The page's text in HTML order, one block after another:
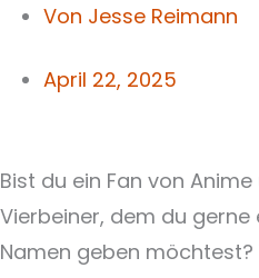
Von Jesse Reimann
April 22, 2025
Bist du ein Fan von
Vierbeiner, dem du
Namen geben